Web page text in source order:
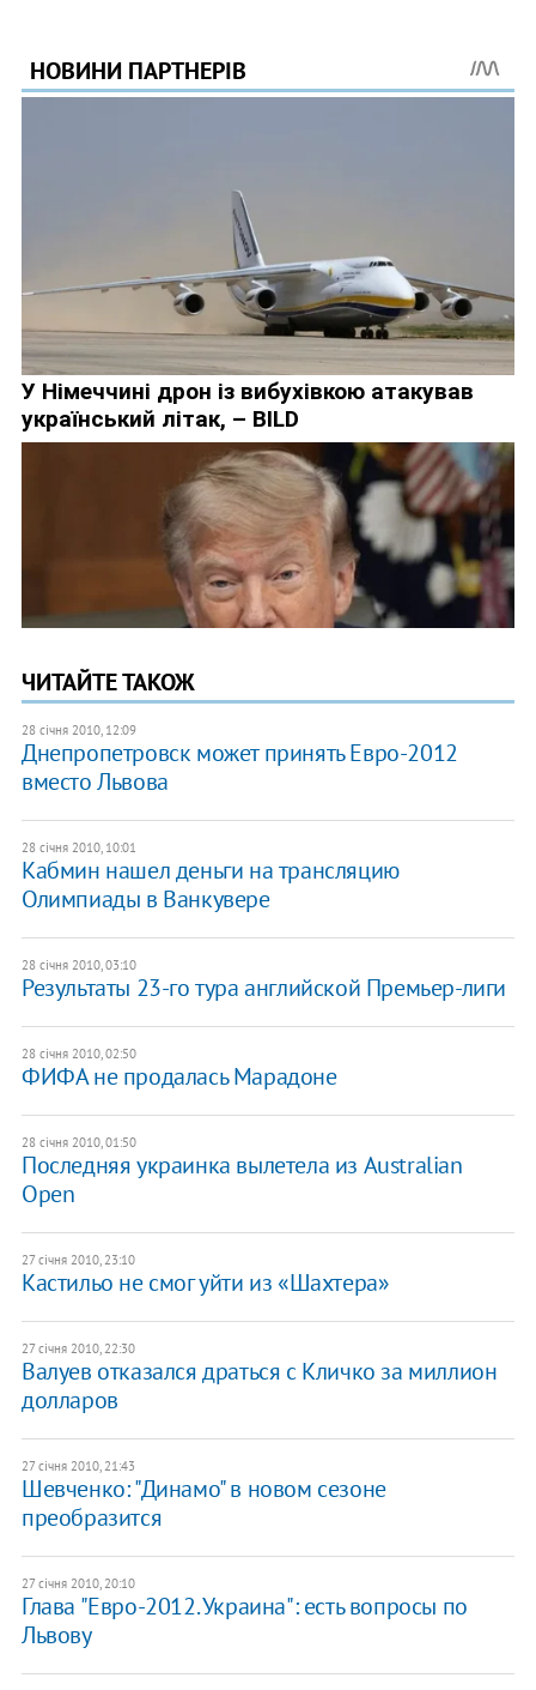
ЧИТАЙТЕ ТАКОЖ
28 січня 2010, 12:09
Днепропетровск может принять Евро-2012
вместо Львова
28 січня 2010, 10:01
Кабмин нашел деньги на трансляцию
Олимпиады в Ванкувере
28 січня 2010, 03:10
Результаты 23-го тура английской Премьер-лиги
28 січня 2010, 02:50
ФИФА не продалась Марадоне
28 січня 2010, 01:50
Последняя украинка вылетела из Australian
Open
27 січня 2010, 23:10
Кастильо не смог уйти из «Шахтера»
27 січня 2010, 22:30
Валуев отказался драться с Кличко за миллион
долларов
27 січня 2010, 21:43
Шевченко: "Динамо" в новом сезоне
преобразится
27 січня 2010, 20:10
Глава "Евро-2012. Украина": есть вопросы по
Львову